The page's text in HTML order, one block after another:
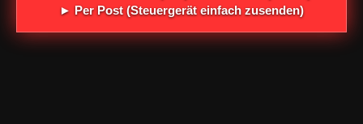
►Per Post(Steuergerät einfach zusenden)